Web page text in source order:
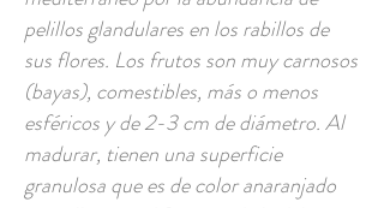
pelillos glandulares en los rabillos de
sus flores. Los frutos son muy carnosos
(bayas), comestibles, más o menos
esféricos y de 2-3 cm de diámetro. Al
madurar, tienen una superficie
granulosa que es de color anaranjado